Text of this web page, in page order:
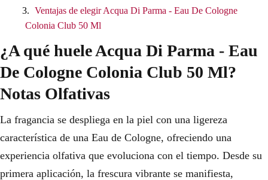
Ventajas de elegir Acqua Di Parma - Eau De Cologne
Colonia Club 50 Ml
¿A qué huele Acqua Di Parma - Eau
De Cologne Colonia Club 50 Ml?
Notas Olfativas
La fragancia se despliega en la piel con una ligereza
característica de una Eau de Cologne, ofreciendo una
experiencia olfativa que evoluciona con el tiempo. Desde su
primera aplicación, la frescura vibrante se manifiesta,